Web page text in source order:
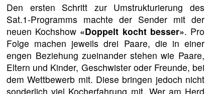
Den ersten Schritt zur Umstrukturierung des
Sat.1-Programms machte der Sender mit der
neuen Kochshow «Doppelt kocht besser». Pro
Folge machen jeweils drei Paare, die in einer
engen Beziehung zueinander stehen wie Paare,
Eltern und Kinder, Geschwister oder Freunde, bei
dem Wettbewerb mit. Diese bringen jedoch nicht
sonderlich viel Kocherfahrung mit. Wer am Herd